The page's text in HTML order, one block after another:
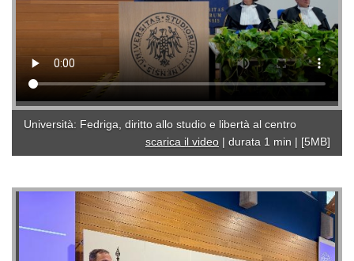
Università: Fedriga, diritto allo studio e libertà al centro
scarica il video | durata 1 min | [5MB]